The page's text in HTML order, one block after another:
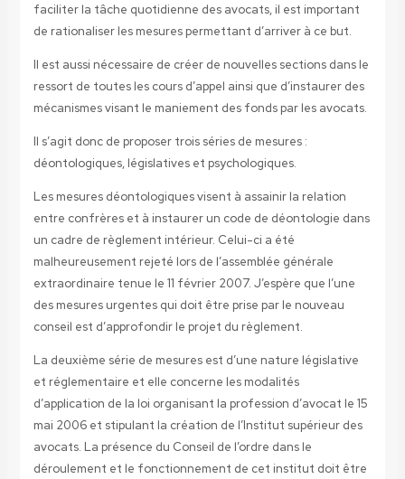
faciliter la tâche quotidienne des avocats, il est important
de rationaliser les mesures permettant d’arriver à ce but.
Il est aussi nécessaire de créer de nouvelles sections dans le
ressort de toutes les cours d’appel ainsi que d’instaurer des
mécanismes visant le maniement des fonds par les avocats.
Il s’agit donc de proposer trois séries de mesures :
déontologiques, législatives et psychologiques.
Les mesures déontologiques visent à assainir la relation
entre confrères et à instaurer un code de déontologie dans
un cadre de règlement intérieur. Celui-ci a été
malheureusement rejeté lors de l’assemblée générale
extraordinaire tenue le 11 février 2007. J’espère que l’une
des mesures urgentes qui doit être prise par le nouveau
conseil est d’approfondir le projet du règlement.
La deuxième série de mesures est d’une nature législative
et réglementaire et elle concerne les modalités
d’application de la loi organisant la profession d’avocat le 15
mai 2006 et stipulant la création de l’Institut supérieur des
avocats. La présence du Conseil de l’ordre dans le
déroulement et le fonctionnement de cet institut doit être